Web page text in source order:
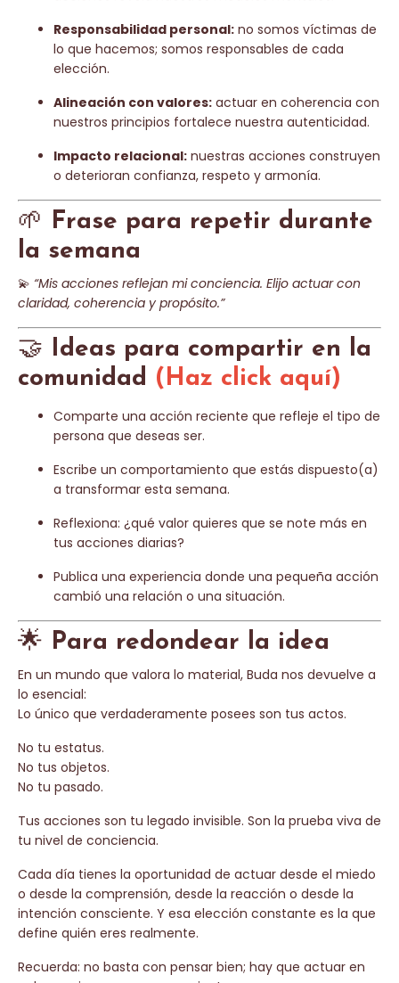
Responsabilidad personal: no somos víctimas de
lo que hacemos; somos responsables de cada
elección.
Alineación con valores: actuar en coherencia con
nuestros principios fortalece nuestra autenticidad.
Impacto relacional: nuestras acciones construyen
o deterioran confianza, respeto y armonía.
🌱
Frase para repetir durante
la semana
💫 “Mis acciones reflejan mi conciencia. Elijo actuar con
claridad, coherencia y propósito.”
🤝
Ideas para compartir en la
comunidad (Haz click aquí)
Comparte una acción reciente que refleje el tipo de
persona que deseas ser.
Escribe un comportamiento que estás dispuesto(a)
a transformar esta semana.
Reflexiona: ¿qué valor quieres que se note más en
tus acciones diarias?
Publica una experiencia donde una pequeña acción
cambió una relación o una situación.
🌟 Para redondear la idea
En un mundo que valora lo material, Buda nos devuelve a
lo esencial:
Lo único que verdaderamente posees son tus actos.
No tu estatus.
No tus objetos.
No tu pasado.
Tus acciones son tu legado invisible. Son la prueba viva de
tu nivel de conciencia.
Cada día tienes la oportunidad de actuar desde el miedo
o desde la comprensión, desde la reacción o desde la
intención consciente. Y esa elección constante es la que
define quién eres realmente.
Recuerda: no basta con pensar bien; hay que actuar en